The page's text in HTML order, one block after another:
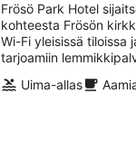
yö
Frösö Park Hotel
kohteesta Frösön
Wi-Fi yleisissä tiloissa
tarjoamiin
Uima-allas